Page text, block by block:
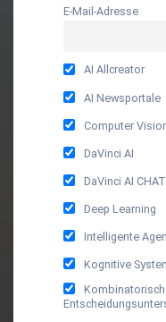
E-Mail-Adresse
AI Allcreator
AI Newsportale
Computer
DaVinci AI
DaVinci AI CHAT
Deep Learning
Intelligente
Kognitive